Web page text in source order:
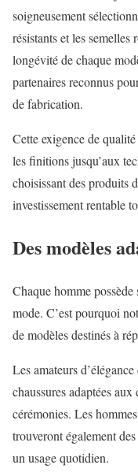
soigneusement
résistants et les semelles
longévité de chaque
partenaires reconnus
de fabrication.
Cette exigence de
les finitions jusqu’aux
choisissant des produits
investissement rentable
Des modèles
Chaque homme
mode. C’est pourquoi
de modèles destinés à
Les amateurs
chaussures adaptées
cérémonies. Les
trouveront également
un usage quotidien.